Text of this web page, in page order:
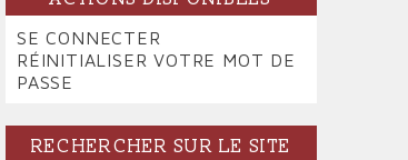
PRIMARY
TABS
SE CONNECTER
ACTIF)
RÉINITIALISER VOTRE MOT DE
PASSE
RECHERCHER SUR LE SITE